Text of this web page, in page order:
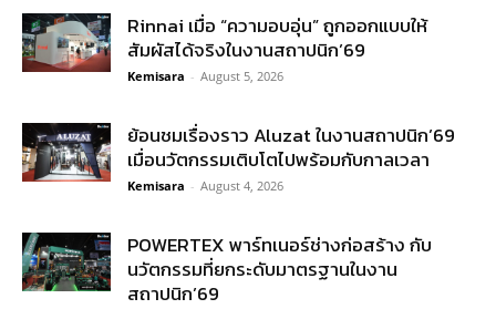
Rinnai เมื่อ “ความอบอุ่น” ถูกออกแบบให้
สัมผัสได้จริงในงานสถาปนิก’69
Kemisara - August 5, 2026
ย้อนชมเรื่องราว Aluzat ในงานสถาปนิก’69
เมื่อนวัตกรรมเติบโตไปพร้อมกับกาลเวลา
Kemisara - August 4, 2026
POWERTEX พาร์ทเนอร์ช่างก่อสร้าง กับ
นวัตกรรมที่ยกระดับมาตรฐานในงาน
สถาปนิก’69